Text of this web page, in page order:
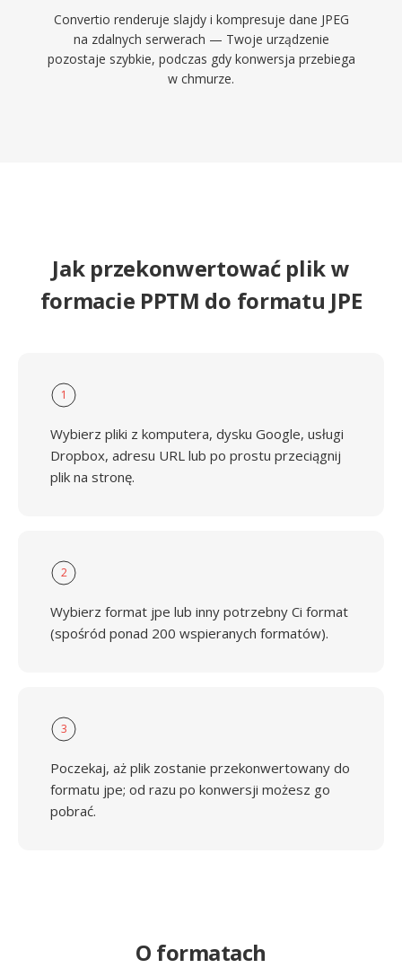
Convertio renderuje slajdy i kompresuje dane JPEG
na zdalnych serwerach — Twoje urządzenie
pozostaje szybkie, podczas gdy konwersja przebiega
w chmurze.
Jak przekonwertować plik w
formacie PPTM do formatu JPE
1
Wybierz pliki z komputera, dysku Google, usługi
Dropbox, adresu URL lub po prostu przeciągnij
plik na stronę.
2
Wybierz format jpe lub inny potrzebny Ci format
(spośród ponad 200 wspieranych formatów).
3
Poczekaj, aż plik zostanie przekonwertowany do
formatu jpe; od razu po konwersji możesz go
pobrać.
O formatach